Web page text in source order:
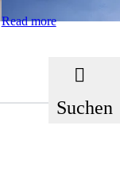
Read more
Suchen